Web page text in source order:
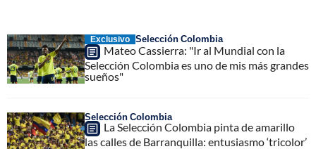
Exclusivo Selección Colombia
Mateo Cassierra: "Ir al Mundial con la
Selección Colombia es uno de mis más grandes
sueños"
Selección Colombia
La Selección Colombia pinta de amarillo
las calles de Barranquilla: entusiasmo ‘tricolor’